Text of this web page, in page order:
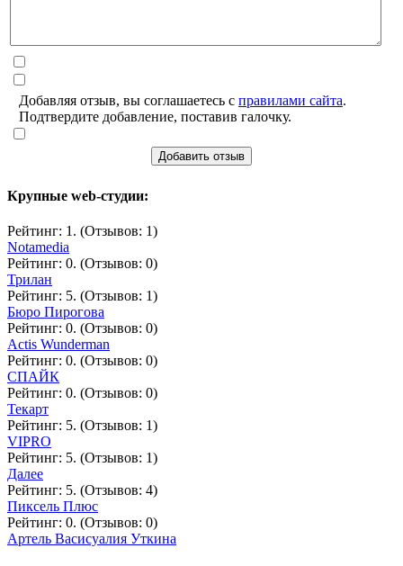
Добавляя отзыв, вы соглашаетесь с правилами сайта.
Подтвердите добавление, поставив галочку.
Добавить отзыв
Крупные web-студии:
Рейтинг: 1. (Отзывов: 1)
Notamedia
Рейтинг: 0. (Отзывов: 0)
Трилан
Рейтинг: 5. (Отзывов: 1)
Бюро Пирогова
Рейтинг: 0. (Отзывов: 0)
Actis Wunderman
Рейтинг: 0. (Отзывов: 0)
СПАЙК
Рейтинг: 0. (Отзывов: 0)
Текарт
Рейтинг: 5. (Отзывов: 1)
VIPRO
Рейтинг: 5. (Отзывов: 1)
Далее
Рейтинг: 5. (Отзывов: 4)
Пиксель Плюс
Рейтинг: 0. (Отзывов: 0)
Артель Васисуалия Уткина